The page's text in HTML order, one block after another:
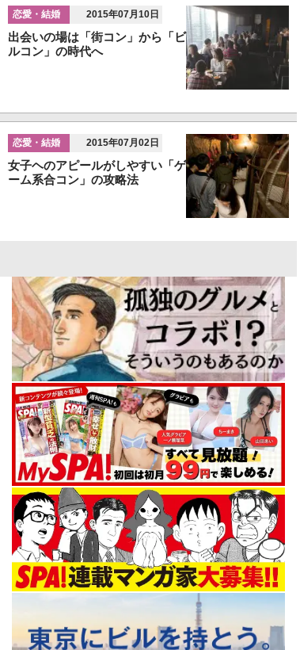
恋愛・結婚 2015年07月10日
出会いの場は「街コン」から「ビ
ルコン」の時代へ
恋愛・結婚 2015年07月02日
女子ヘのアピールがしやすい「ゲ
ーム系合コン」の攻略法